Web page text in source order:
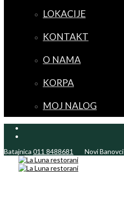
LOKACIJE
KONTAKT
O NAMA
KORPA
MOJ NALOG
Batajnica 011 8488681 Novi Banovci